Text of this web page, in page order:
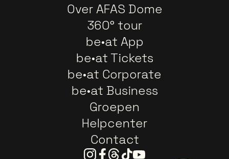
Over AFAS Dome
360° tour
be•at App
be•at Tickets
be•at Corporate
be•at Business
Groepen
Helpcenter
Contact
Instagram
Facebook
Threads
TiktokYoutube